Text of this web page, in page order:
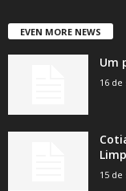
EVEN MORE NEWS
Um
16
15